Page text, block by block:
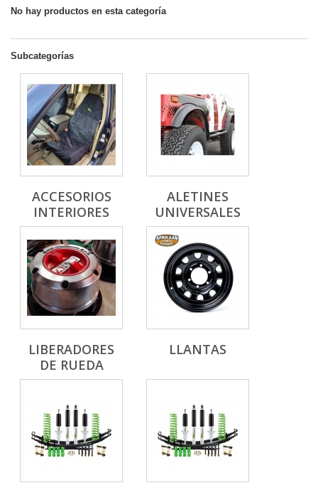
No hay productos en esta categoría
Subcategorías
ACCESORIOS
INTERIORES
ALETINES
UNIVERSALES
LIBERADORES
DE RUEDA
LLANTAS